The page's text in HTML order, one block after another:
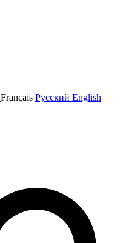
Français Русский English